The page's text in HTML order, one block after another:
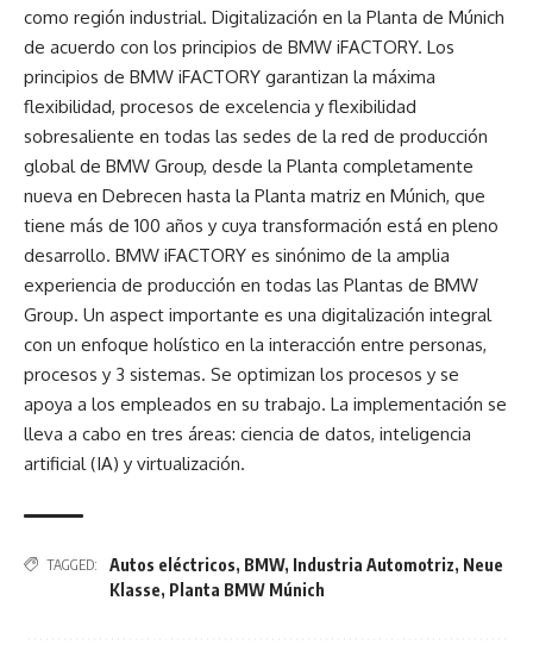
como región industrial. Digitalización en la Planta de Múnich
de acuerdo con los principios de BMW iFACTORY. Los
principios de BMW iFACTORY garantizan la máxima
flexibilidad, procesos de excelencia y flexibilidad
sobresaliente en todas las sedes de la red de producción
global de BMW Group, desde la Planta completamente
nueva en Debrecen hasta la Planta matriz en Múnich, que
tiene más de 100 años y cuya transformación está en pleno
desarrollo. BMW iFACTORY es sinónimo de la amplia
experiencia de producción en todas las Plantas de BMW
Group. Un aspect importante es una digitalización integral
con un enfoque holístico en la interacción entre personas,
procesos y 3 sistemas. Se optimizan los procesos y se
apoya a los empleados en su trabajo. La implementación se
lleva a cabo en tres áreas: ciencia de datos, inteligencia
artificial (IA) y virtualización.
TAGGED: Autos eléctricos, BMW, Industria Automotriz, Neue
Klasse, Planta BMW Múnich